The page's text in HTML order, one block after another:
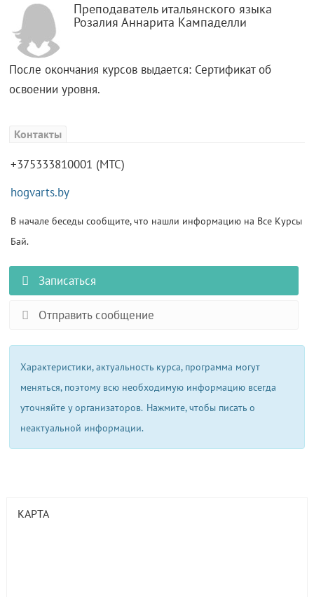
Преподаватель итальянского языка
Розалия Аннарита Кампаделли
После окончания курсов выдается: Сертификат об
освоении уровня.
Контакты
+375333810001 (МТС)
hogvarts.by
В начале беседы сообщите, что нашли информацию на Все Курсы
Бай.
Записаться
Отправить сообщение
Характеристики, актуальность курса, программа могут
меняться, поэтому всю необходимую информацию всегда
уточняйте у организаторов. Нажмите, чтобы писать о
неактуальной информации.
КАРТА